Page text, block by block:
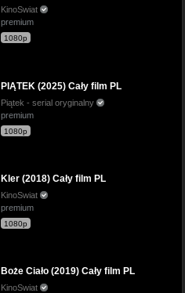
KinoSwiat
premium
1080p
PIĄTEK (2025) Cały film PL
Piątek - serial oryginalny
premium
1080p
Kler (2018) Cały film PL
KinoSwiat
premium
1080p
Boże Ciało (2019) Cały film PL
KinoSwiat